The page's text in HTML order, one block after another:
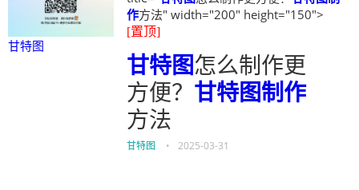
甘特图
作方法" width="200" height="150">
[置顶]
甘特图怎么制作更
方便？ 甘特图制作
方法
甘特图 • 2025-03-31